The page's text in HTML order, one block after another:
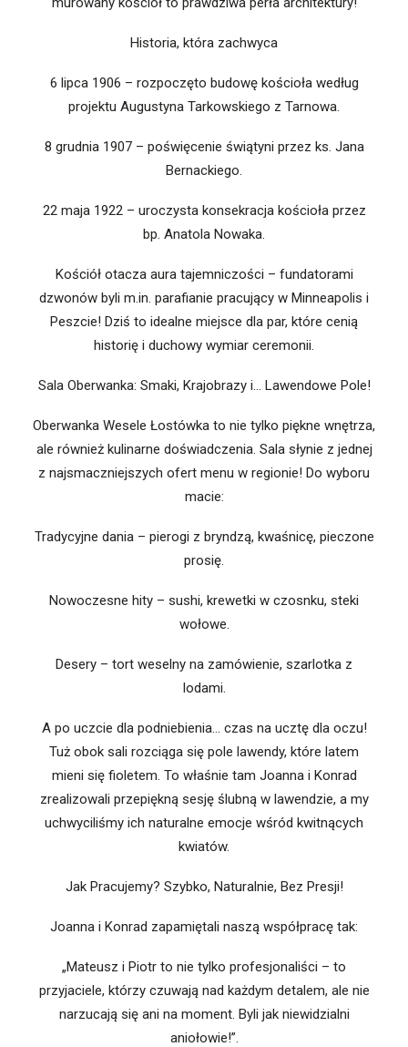
Historia, która zachwyca
6 lipca 1906 – rozpoczęto budowę kościoła według
projektu Augustyna Tarkowskiego z Tarnowa.
8 grudnia 1907 – poświęcenie świątyni przez ks. Jana
Bernackiego.
22 maja 1922 – uroczysta konsekracja kościoła przez
bp. Anatola Nowaka.
Kościół otacza aura tajemniczości – fundatorami
dzwonów byli m.in. parafianie pracujący w Minneapolis i
Peszcie! Dziś to idealne miejsce dla par, które cenią
historię i duchowy wymiar ceremonii.
Sala Oberwanka: Smaki, Krajobrazy i… Lawendowe Pole!
Oberwanka Wesele Łostówka to nie tylko piękne wnętrza,
ale również kulinarne doświadczenia. Sala słynie z jednej
z najsmaczniejszych ofert menu w regionie! Do wyboru
macie:
Tradycyjne dania – pierogi z bryndzą, kwaśnicę, pieczone
prosię.
Nowoczesne hity – sushi, krewetki w czosnku, steki
wołowe.
Desery – tort weselny na zamówienie, szarlotka z
lodami.
A po uczcie dla podniebienia… czas na ucztę dla oczu!
Tuż obok sali rozciąga się pole lawendy, które latem
mieni się fioletem. To właśnie tam Joanna i Konrad
zrealizowali przepiękną sesję ślubną w lawendzie, a my
uchwyciliśmy ich naturalne emocje wśród kwitnących
kwiatów.
Jak Pracujemy? Szybko, Naturalnie, Bez Presji!
Joanna i Konrad zapamiętali naszą współpracę tak:
„Mateusz i Piotr to nie tylko profesjonaliści – to
przyjaciele, którzy czuwają nad każdym detalem, ale nie
narzucają się ani na moment. Byli jak niewidzialni
aniołowie!”.